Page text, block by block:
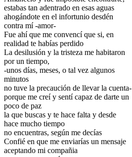
estabas tan adentrado en esas aguas
ahogándote en el infortunio desdén
contra mí -amor-
Fue ahí que me convencí que si, en
realidad te habías perdido
La desilusión y la tristeza me habitaron
por un tiempo,
-unos días, meses, o tal vez algunos
minutos
no tuve la precaución de llevar la cuenta-
porque me creí y sentí capaz de darte un
poco de paz
la que buscas y te hace falta y desde
hace mucho tiempo
no encuentras, según me decías
Confié en que me enviarías un mensaje
aceptando mi compañia